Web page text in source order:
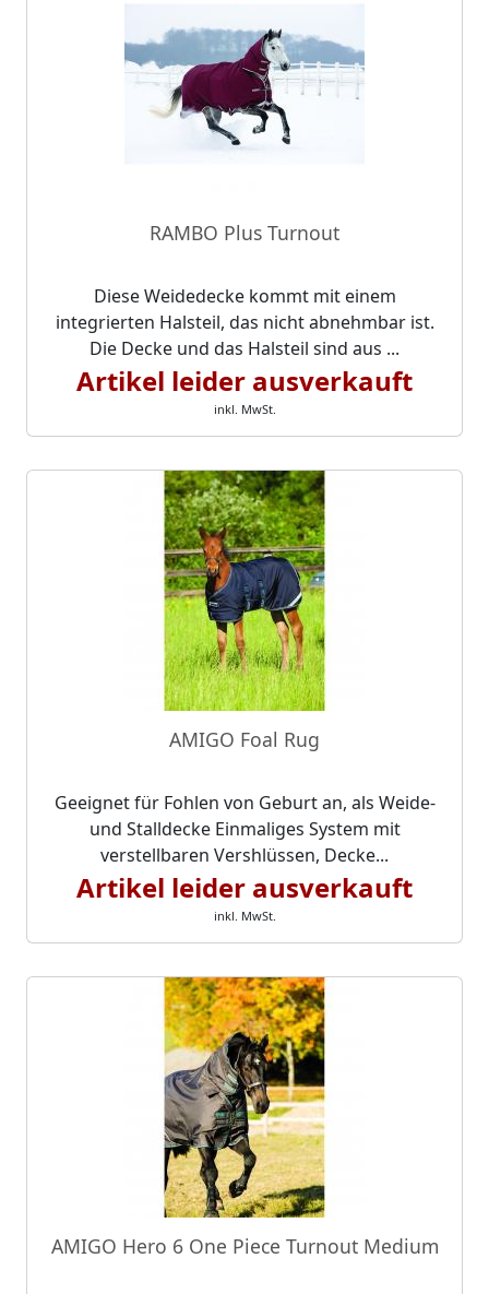
RAMBO Plus Turnout
Diese Weidedecke kommt mit einem
integrierten Halsteil, das nicht abnehmbar ist.
Die Decke und das Halsteil sind aus ...
Artikel leider ausverkauft
inkl. MwSt.
AMIGO Foal Rug
Geeignet für Fohlen von Geburt an, als Weide-
und Stalldecke Einmaliges System mit
verstellbaren Vershlüssen, Decke...
Artikel leider ausverkauft
inkl. MwSt.
AMIGO Hero 6 One Piece Turnout Medium